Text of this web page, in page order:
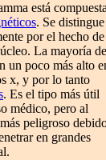
está
. Se distingue
por el hecho de
La mayoría de
un poco más alto
x, y por lo tanto
. Es el tipo más útil
médico, pero al
peligroso
en grandes